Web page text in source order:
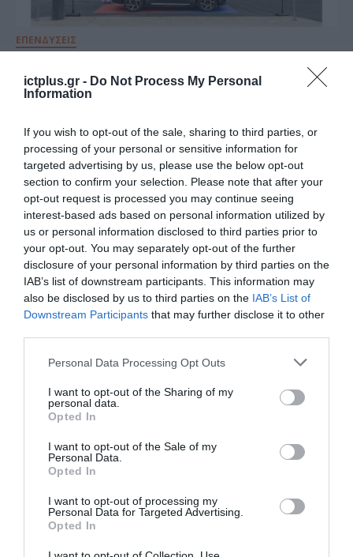
ictplus.gr - Do Not Process My Personal
Information
If you wish to opt-out of the sale, sharing to third parties, or
processing of your personal or sensitive information for
targeted advertising by us, please use the below opt-out
section to confirm your selection. Please note that after your
opt-out request is processed you may continue seeing
interest-based ads based on personal information utilized by
us or personal information disclosed to third parties prior to
your opt-out. You may separately opt-out of the further
disclosure of your personal information by third parties on the
IAB’s list of downstream participants. This information may
also be disclosed by us to third parties on the IAB’s List of
Downstream Participants that may further disclose it to other
Please note that this website/app uses one or more Google
not limited to your visit or usage behaviour. You may click to
grant or deny consent to Google and its third-party tags to
use your data for below specified purposes in below Google
consent section.
Personal Data Processing Opt Outs
I want to opt-out of the Sharing of my
personal data.
Opted In
I want to opt-out of the Sale of my
Personal Data.
Opted In
I want to opt-out of processing my
Personal Data for Targeted Advertising.
Opted In
ΕΠΕΝΔΥΣΕΙΣ
My market: Επένδυση άνω των
€14 εκατ. για τα νέα και
Πετράλωνα, Παιανία και Βάρη
18.05.2026
ΕΠΕΝΔΥΣΕΙΣ
«Πράσινο φως» στην
εμβληματική επένδυση
παραγωγής γαλλίου
15.05.2026